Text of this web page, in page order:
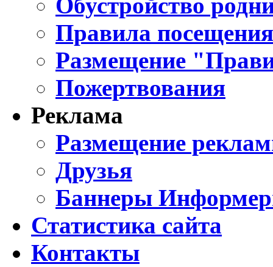
Обустройство
Правила
Размещение
Пожертвования
Реклама
Размещение
Друзья
Баннеры
Статистика сайта
Контакты